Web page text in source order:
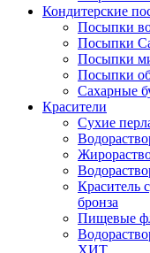
Кондитерские
Посыпки
Посыпки
Посыпки
Посыпки
Сахарные
Красители
Сухие
Краситель
бронза
Пищевые
ХИТ